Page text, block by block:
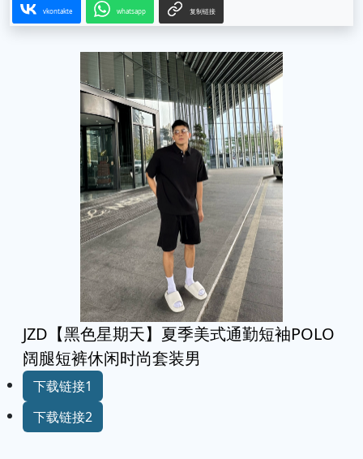
vkontakte whatsapp 复制链接
JZD【黑色星期天】夏季美式通勤短袖POLO
阔腿短裤休闲时尚套装男
下载链接1
下载链接2